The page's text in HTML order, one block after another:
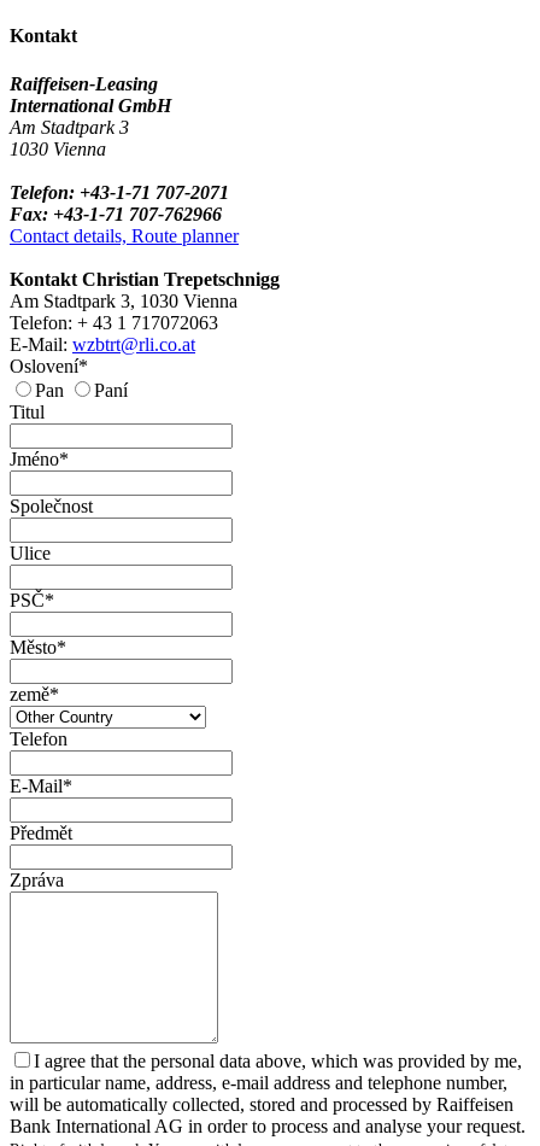
Kontakt
Raiffeisen-Leasing
International GmbH
Am Stadtpark 3
1030 Vienna
Telefon: +43-1-71 707-2071
Fax: +43-1-71 707-762966
Contact details, Route planner
Kontakt Christian Trepetschnigg
Am Stadtpark 3, 1030 Vienna
Telefon: + 43 1 717072063
E-Mail: wzbtrt@rli.co.at
Oslovení*
Pan
Paní
Titul
Jméno*
Společnost
Ulice
PSČ*
Město*
země*
Telefon
E-Mail*
Předmět
Zpráva
I agree that the personal data above, which was provided by me,
in particular name, address, e-mail address and telephone number,
will be automatically collected, stored and processed by Raiffeisen
Bank International AG in order to process and analyse your request.